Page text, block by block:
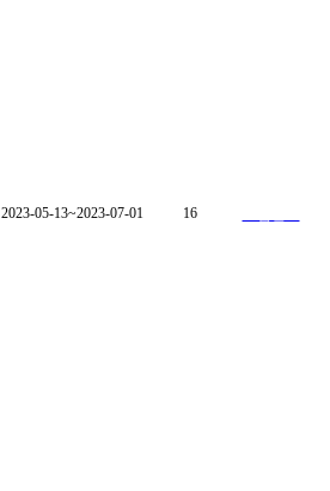
2023-05-13~2023-07-01 16